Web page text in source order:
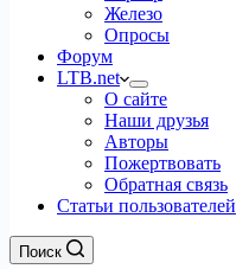
Железо
Опросы
Форум
LTB.net
О сайте
Наши друзья
Авторы
Пожертвовать
Обратная связь
Статьи пользователей
Поиск